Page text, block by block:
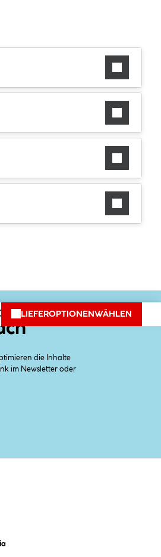
LIEFEROPTIONEN WÄHLEN
die Inhalte
im Newsletter oder